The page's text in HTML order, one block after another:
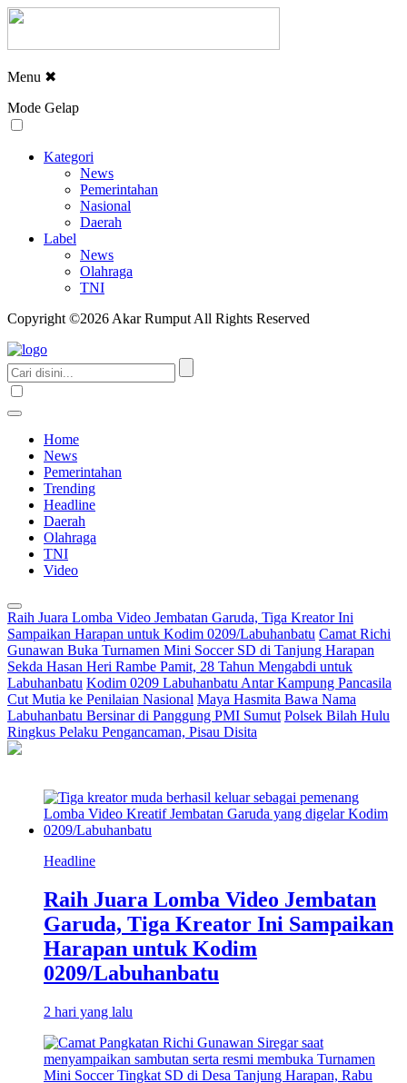
Menu ✖
Mode Gelap
Kategori
News
Pemerintahan
Nasional
Daerah
Label
News
Olahraga
TNI
Copyright ©2026 Akar Rumput All Rights Reserved
Home
News
Pemerintahan
Trending
Headline
Daerah
Olahraga
TNI
Video
Raih Juara Lomba Video Jembatan Garuda, Tiga Kreator Ini
Sampaikan Harapan untuk Kodim 0209/Labuhanbatu Camat Richi
Gunawan Buka Turnamen Mini Soccer SD di Tanjung Harapan
Sekda Hasan Heri Rambe Pamit, 28 Tahun Mengabdi untuk
Labuhanbatu Kodim 0209 Labuhanbatu Antar Kampung Pancasila
Cut Mutia ke Penilaian Nasional Maya Hasmita Bawa Nama
Labuhanbatu Bersinar di Panggung PMI Sumut Polsek Bilah Hulu
Ringkus Pelaku Pengancaman, Pisau Disita
Headline
Raih Juara Lomba Video Jembatan
Garuda, Tiga Kreator Ini Sampaikan
Harapan untuk Kodim
0209/Labuhanbatu
2 hari yang lalu